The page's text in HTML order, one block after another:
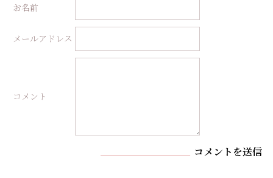
お名前
メールアドレス
コメント
コメントを送信